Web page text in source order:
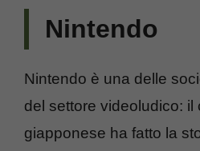
Nintendo
Nintendo è una delle
del settore videoludico: il
giapponese ha fatto la